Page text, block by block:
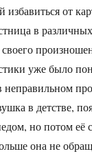
избавиться от
в
своего
уже было
неправильном
в детстве,
но потом её
она не